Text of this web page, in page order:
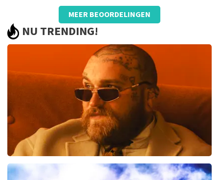
Beoordeling van - Jose van Santen overTopTicketShop
Goed
De recensie is vertaaldOrigineel weergeven
MEER BEOORDELINGEN
NU TRENDING!
Teddy Swims